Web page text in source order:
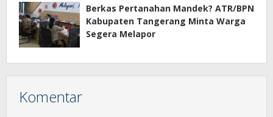
Berkas Pertanahan Mandek? ATR/BPN
Kabupaten Tangerang Minta Warga
Segera Melapor
Komentar